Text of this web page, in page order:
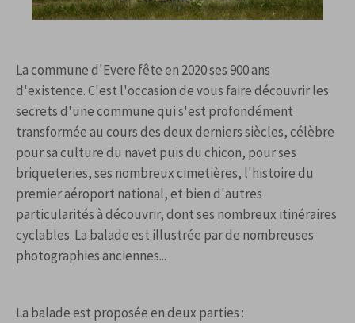
La commune d'Evere fête en 2020 ses 900 ans
d'existence. C'est l'occasion de vous faire découvrir les
secrets d'une commune qui s'est profondément
transformée au cours des deux derniers siècles, célèbre
pour sa culture du navet puis du chicon, pour ses
briqueteries, ses nombreux cimetières, l'histoire du
premier aéroport national, et bien d'autres
particularités à découvrir, dont ses nombreux itinéraires
cyclables. La balade est illustrée par de nombreuses
photographies anciennes...
La balade est proposée en deux parties :